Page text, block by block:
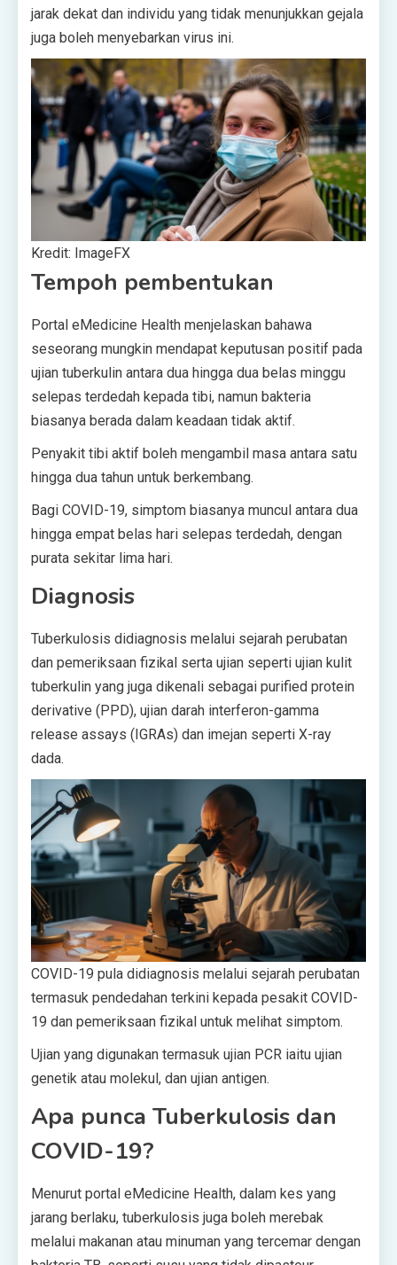
jarak dekat dan individu yang tidak menunjukkan gejala
juga boleh menyebarkan virus ini.
Kredit: ImageFX
Tempoh pembentukan
Portal eMedicine Health menjelaskan bahawa
seseorang mungkin mendapat keputusan positif pada
ujian tuberkulin antara dua hingga dua belas minggu
selepas terdedah kepada tibi, namun bakteria
biasanya berada dalam keadaan tidak aktif.
Penyakit tibi aktif boleh mengambil masa antara satu
hingga dua tahun untuk berkembang.
Bagi COVID-19, simptom biasanya muncul antara dua
hingga empat belas hari selepas terdedah, dengan
purata sekitar lima hari.
Diagnosis
Tuberkulosis didiagnosis melalui sejarah perubatan
dan pemeriksaan fizikal serta ujian seperti ujian kulit
tuberkulin yang juga dikenali sebagai purified protein
derivative (PPD), ujian darah interferon-gamma
release assays (IGRAs) dan imejan seperti X-ray
dada.
COVID-19 pula didiagnosis melalui sejarah perubatan
termasuk pendedahan terkini kepada pesakit COVID-
19 dan pemeriksaan fizikal untuk melihat simptom.
Ujian yang digunakan termasuk ujian PCR iaitu ujian
genetik atau molekul, dan ujian antigen.
Apa punca Tuberkulosis dan
COVID-19?
Menurut portal eMedicine Health, dalam kes yang
jarang berlaku, tuberkulosis juga boleh merebak
melalui makanan atau minuman yang tercemar dengan